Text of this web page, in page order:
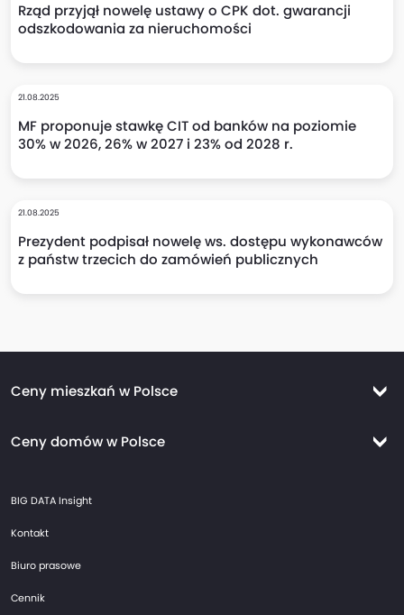
Rząd przyjął nowelę ustawy o CPK dot. gwarancji
odszkodowania za nieruchomości
21.08.2025
MF proponuje stawkę CIT od banków na poziomie
30% w 2026, 26% w 2027 i 23% od 2028 r.
21.08.2025
Prezydent podpisał nowelę ws. dostępu wykonawców
z państw trzecich do zamówień publicznych
Ceny mieszkań w Polsce
Ceny mieszkań Kraków
Ceny domów w Polsce
Ceny domów Kraków
Ceny domów Wrocław
Ceny domów Trójmiasto
Ceny domów Gdańsk
BIG DATA Insight
Kontakt
Biuro prasowe
Cennik